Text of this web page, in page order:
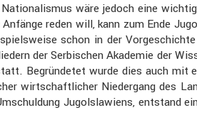
wäre jedoch eine
reden will, kann zum Ende
schon in der
der Serbi­schen Akademie der
Begrün­detet wurde dies auch
wirtschaft­li­cher Nieder­gang des
Jugolsla­wiens, entstand